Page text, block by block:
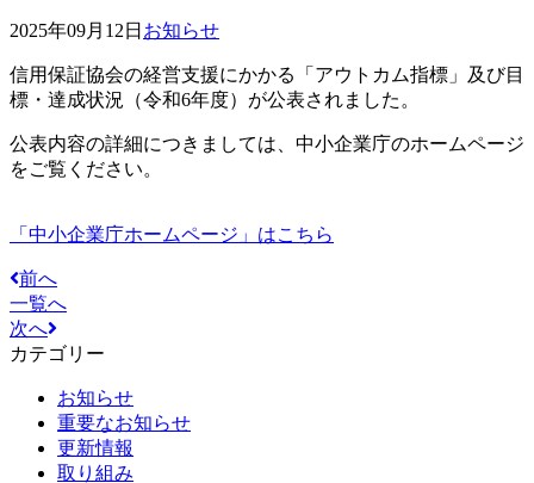
2025年09月12日 お知らせ
信用保証協会の経営支援にかかる「アウトカム指標」及び目
標・達成状況（令和6年度）が公表されました。
公表内容の詳細につきましては、中小企業庁のホームページ
をご覧ください。
「中小企業庁ホームページ」はこちら
前へ
一覧へ
次へ
カテゴリー
お知らせ
重要なお知らせ
更新情報
取り組み